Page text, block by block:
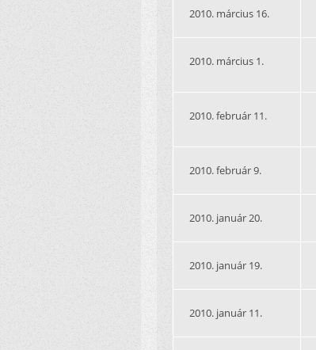
2010. március 16.
2010. március 1.
2010. február 11.
2010. február 9.
2010. január 20.
2010. január 19.
2010. január 11.